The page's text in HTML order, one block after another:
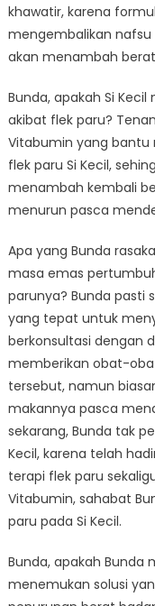
khawatir, karena
mengembalikan nafsu
akan menambah
Bunda, apakah Si
akibat flek paru?
Vitabumin yang
flek paru Si Kecil,
menambah kembali
menurun pasca
Apa yang Bunda
masa emas
parunya? Bunda pasti
yang tepat untuk
berkonsultasi dengan
memberikan obat-
tersebut, namun
makannya pasca
sekarang, Bunda tak
Kecil, karena telah
terapi flek paru
Vitabumin, sahabat
paru pada Si Kecil.
Bunda, apakah Bunda
menemukan solusi